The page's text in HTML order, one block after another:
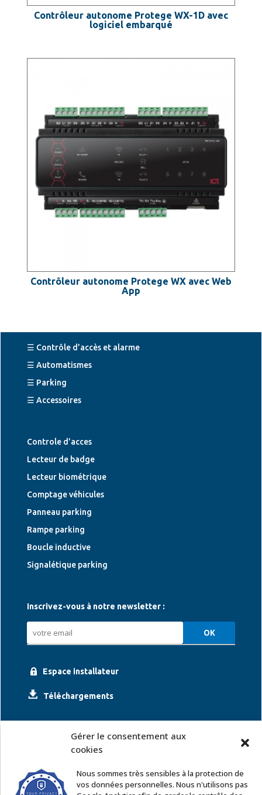
Gérer le consentement aux
cookies
Nous sommes très sensibles à la protection de
vos données personnelles. Nous n'utilisons pas
Contrôleur autonome Protege WX-1D avec
logiciel embarqué
Contrôleur autonome Protege WX avec Web
App
☰ Contrôle d’accès et alarme
☰ Automatismes
☰ Parking
☰ Accessoires
Controle d’acces
Lecteur de badge
Lecteur biométrique
Comptage véhicules
Panneau parking
Rampe parking
Boucle inductive
Signalétique parking
Inscrivez-vous à notre newsletter :
Espace installateur
Téléchargements